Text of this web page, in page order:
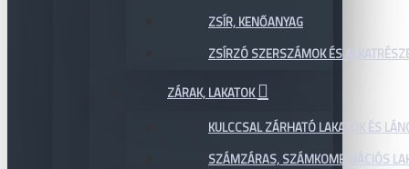
ZSÍR, KENŐANYAG
ZSÍRZÓ SZERSZÁMOK ÉS
ZÁRAK, LAKATOK
KULCCSAL ZÁRHATÓ LAKATOK ÉS
SZÁMZÁRAS, SZÁMKOMBINÁCIÓS